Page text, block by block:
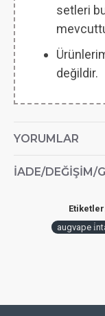
setleri
değildir.
YORUMLAR
İADE/DEĞIŞIM/
augvape